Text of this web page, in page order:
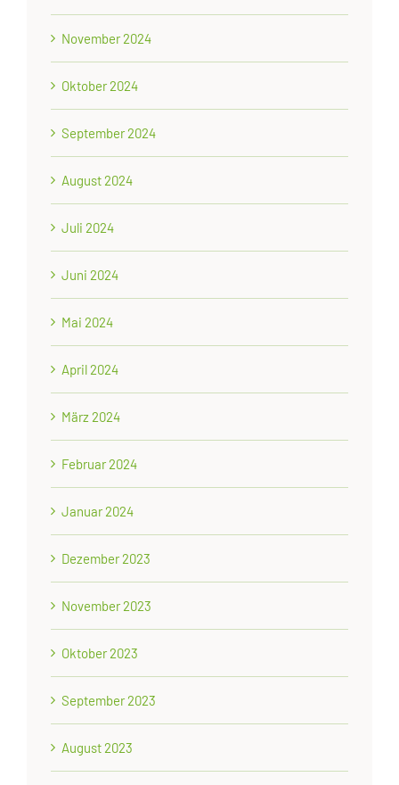
November 2024
Oktober 2024
September 2024
August 2024
Juli 2024
Juni 2024
Mai 2024
April 2024
März 2024
Februar 2024
Januar 2024
Dezember 2023
November 2023
Oktober 2023
September 2023
August 2023